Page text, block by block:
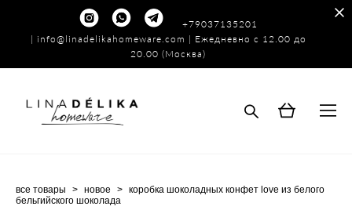
+79037135201
| info@linadelikahomeware.com | Ежедневно с 12.00 до
20.00 (Москва)
все товары > новое > коробка шоколадных конфет love из белого
бельгийского шоколада